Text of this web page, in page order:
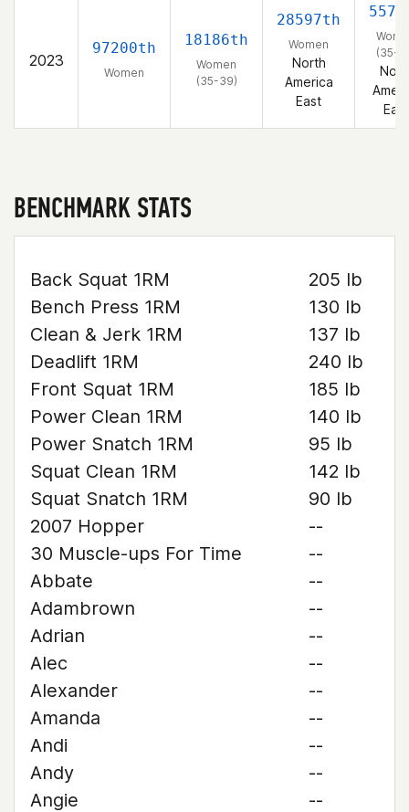
2023
97200th
Women
18186th
Women
(35-39)
28597th
Women
North
America
East
(35-
East
BENCHMARK STATS
Back Squat 1RM
205 lb
Bench Press 1RM
130 lb
Clean & Jerk 1RM
137 lb
Deadlift 1RM
240 lb
Front Squat 1RM
185 lb
Power Clean 1RM
140 lb
Power Snatch 1RM
95 lb
Squat Clean 1RM
142 lb
Squat Snatch 1RM
90 lb
2007 Hopper
--
30 Muscle-ups For Time
--
Abbate
--
Adambrown
--
Adrian
--
Alec
--
Alexander
--
Amanda
--
Andi
--
Andy
--
Angie
--